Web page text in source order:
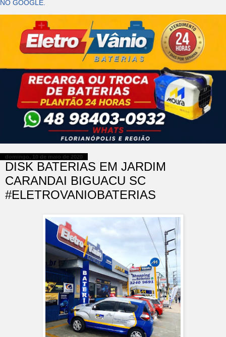
NO GOOGLE.
domingo, 10 de maio de 2020
DISK BATERIAS EM JARDIM
CARANDAI BIGUACU SC
#ELETROVANIOBATERIAS